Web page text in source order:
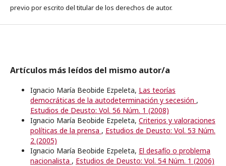
previo por escrito del titular de los derechos de autor.
Artículos más leídos del mismo autor/a
Ignacio María Beobide Ezpeleta, Las teorías
democráticas de la autodeterminación y secesión ,
Estudios de Deusto: Vol. 56 Núm. 1 (2008)
Ignacio María Beobide Ezpeleta, Criterios y valoraciones
políticas de la prensa , Estudios de Deusto: Vol. 53 Núm.
2 (2005)
Ignacio María Beobide Ezpeleta, El desafío o problema
nacionalista , Estudios de Deusto: Vol. 54 Núm. 1 (2006)